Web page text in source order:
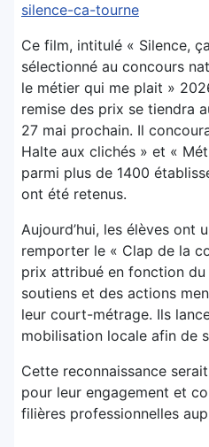
silence-ca-tourne
Ce film, intitulé « Silence,
sélectionné au concours
le métier qui me plait »
remise des prix se tiendra
27 mai prochain. Il
Halte aux clichés » et «
parmi plus de 1400
ont été retenus.
Aujourd’hui, les élèves ont
remporter le « Clap de la
prix attribué en fonction
soutiens et des actions
leur court-métrage. Ils
mobilisation locale afin de
Cette reconnaissance
pour leur engagement et
filières professionnelles